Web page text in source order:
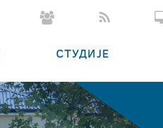
СТУДИЈЕ